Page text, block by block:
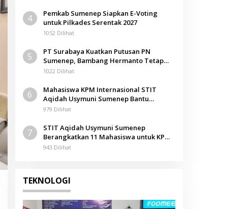
4
Pemkab Sumenep Siapkan E-Voting
untuk Pilkades Serentak 2027
1052 Dilihat
5
PT Surabaya Kuatkan Putusan PN
Sumenep, Bambang Hermanto Tetap
Dinyatakan Pemilik Sah Tanah di
1022 Dilihat
6
Mahasiswa KPM Internasional STIT
Aqidah Usymuni Sumenep Bantu
Pengurusan Jenazah WNI di Malaysia
979 Dilihat
7
STIT Aqidah Usymuni Sumenep
Berangkatkan 11 Mahasiswa untuk KPM
Internasional di Malaysia
943 Dilihat
TEKNOLOGI